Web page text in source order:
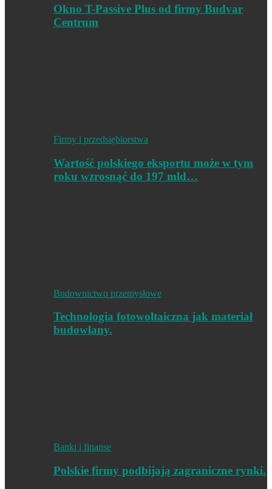
Okno T-Passive Plus od firmy Budvar
Centrum
Firmy i przedsiębiorstwa
Wartość polskiego eksportu może w tym
roku wzrosnąć do 197 mld…
Budownictwo przemysłowe
Technologia fotowoltaiczna jak materiał
budowlany.
Banki i finanse
Polskie firmy podbijają zagraniczne rynki.